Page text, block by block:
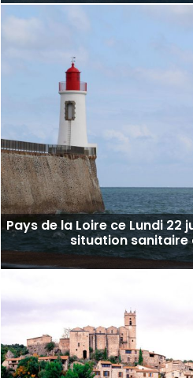
Pays de la Loire ce Lundi 22
situation sanitaire